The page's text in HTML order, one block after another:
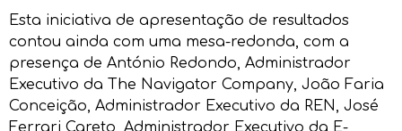
Esta iniciativa de apresentação de resultados
contou ainda com uma mesa-redonda, com a
presença de António Redondo, Administrador
Executivo da The Navigator Company, João Faria
Conceição, Administrador Executivo da REN, José
Ferrari Careto, Administrador Executivo da E-